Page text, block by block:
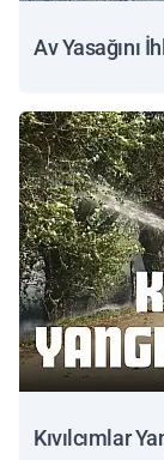
Av Yasağını
Kıvılcımlar